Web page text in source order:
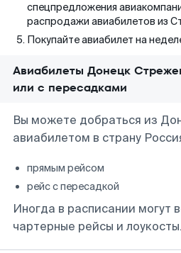
спецпредложения
распродажи авиабилетов из
Покупайте авиабилет на
Авиабилеты Донецк
или с пересадками
Вы можете добраться из
авиабилетом в страну
прямым рейсом
рейс с пересадкой
Иногда в расписании могут
чартерные рейсы и лоукосты.